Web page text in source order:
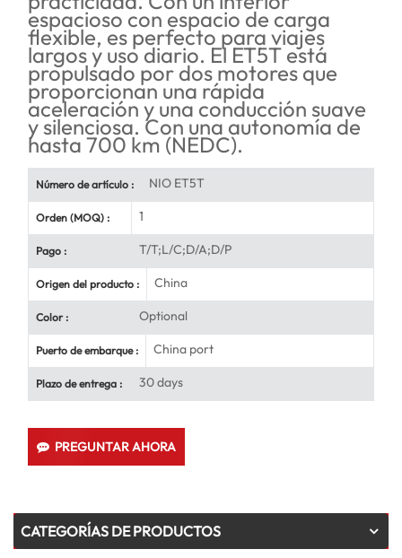
espacioso con espacio de carga
flexible, es perfecto para viajes
largos y uso diario. El ET5T está
propulsado por dos motores que
proporcionan una rápida
aceleración y una conducción suave
y silenciosa. Con una autonomía de
hasta 700 km (NEDC).
Número de artículo : NIO ET5T
Orden (MOQ) : 1
Pago : T/T;L/C;D/A;D/P
Origen del producto : China
Color : Optional
Puerto de embarque : China port
Plazo de entrega : 30 days
PREGUNTAR AHORA
CATEGORÍAS DE PRODUCTOS